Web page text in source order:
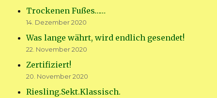
Trockenen Fußes……
14. Dezember 2020
Was lange währt, wird endlich gesendet!
22. November 2020
Zertifiziert!
20. November 2020
Riesling.Sekt.Klassisch.